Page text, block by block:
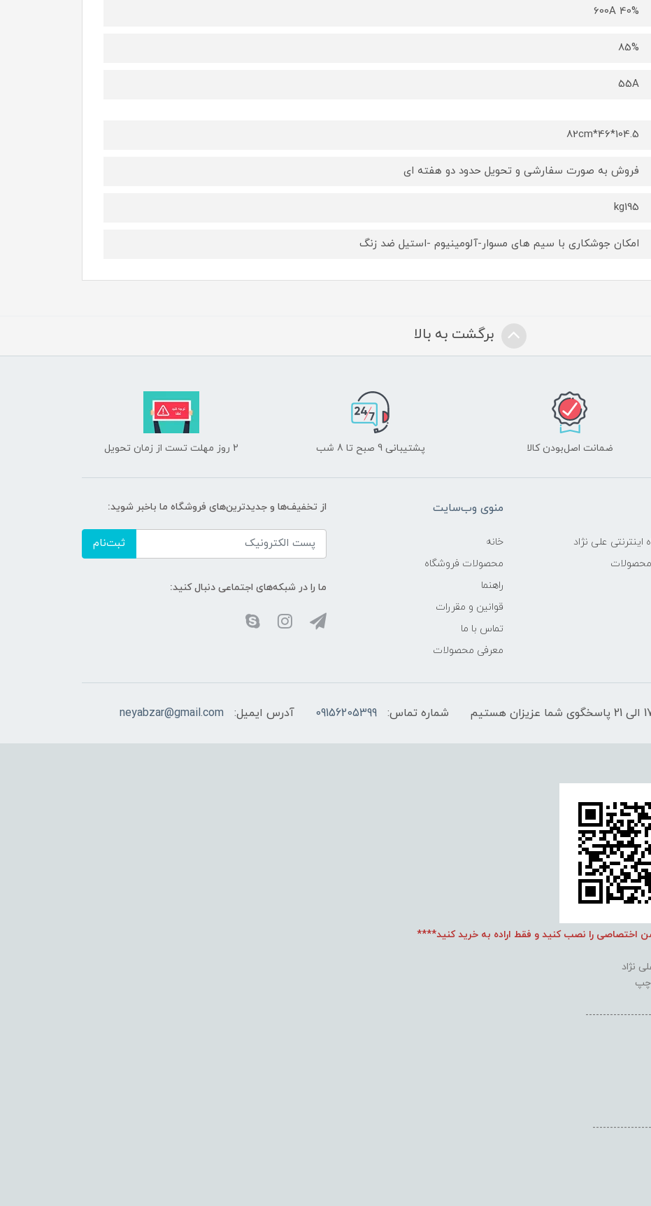
600A 40%
85%
55A
104.5*46*82cm
فروش به صورت سفارشی و تحویل حدود دو هفته ای
kg195
امکان جوشکاری با سیم های مسوار-آلومینیوم -استیل ضد زنگ
برگشت به بالا
ضمانت اصل‌بودن کالا پشتیبانی 9 صبح تا 8 شب 2 روز مهلت تست از زمان تحویل
اینترنتی علی نژاد
منوی وب‌سایت
خانه
محصولات فروشگاه
راهنما
قوانین و مقررات
تماس با ما
معرفی محصولات
از تخفیف‌ها و جدیدترین‌های فروشگاه ما باخبر شوید:
ثبت‌نام
ما را در شبکه‌های اجتماعی دنبال کنید:
شماره تماس: 09156205399 آدرس ایمیل: neyabzar@gmail.com
اختصاصی را نصب کنید و فقط اراده به خرید کنید****